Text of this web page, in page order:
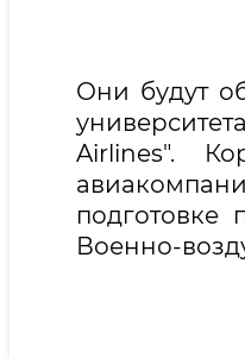
Они будут
Airlines".
подготовке
Военно-